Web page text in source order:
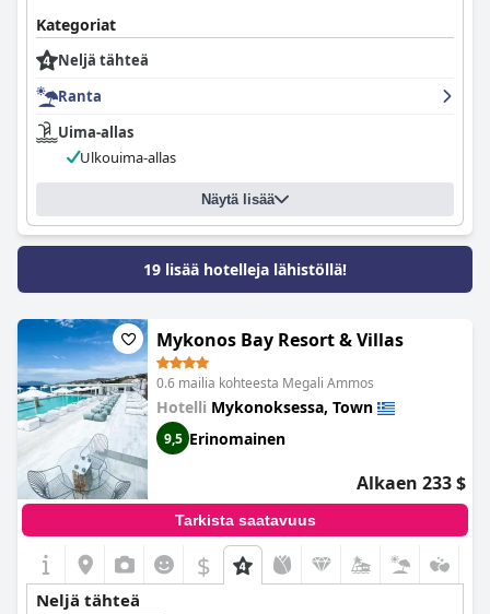
Kategoriat
Neljä tähteä
Ranta
Uima-allas
Ulkouima-allas
Näytä lisää
19 lisää hotelleja lähistöllä!
Mykonos Bay Resort & Villas
0.6 mailia kohteesta Megali Ammos
Hotelli Mykonoksessa, Town
9,5 Erinomainen
Alkaen 233 $
Tarkista saatavuus
$
Neljä tähteä